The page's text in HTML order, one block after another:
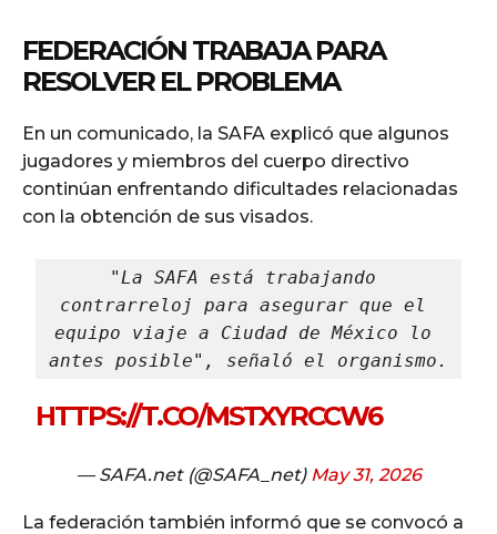
FEDERACIÓN TRABAJA PARA
RESOLVER EL PROBLEMA
En un comunicado, la SAFA explicó que algunos
jugadores y miembros del cuerpo directivo
continúan enfrentando dificultades relacionadas
con la obtención de sus visados.
"La SAFA está trabajando
contrarreloj para asegurar que el
equipo viaje a Ciudad de México lo
antes posible", señaló el organismo.
HTTPS://T.CO/MSTXYRCCW6
— SAFA.net (@SAFA_net) May 31, 2026
La federación también informó que se convocó a